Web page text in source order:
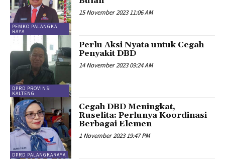
PEMKO PALANGKA
RAYA
15 November 2023 11:06 AM
DPRD PROVINSI
KALTENG
Perlu Aksi Nyata untuk Cegah
Penyakit DBD
14 November 2023 09:24 AM
DPRD PALANGKARAYA
Cegah DBD Meningkat,
Ruselita: Perlunya Koordinasi
Berbagai Elemen
1 November 2023 19:47 PM